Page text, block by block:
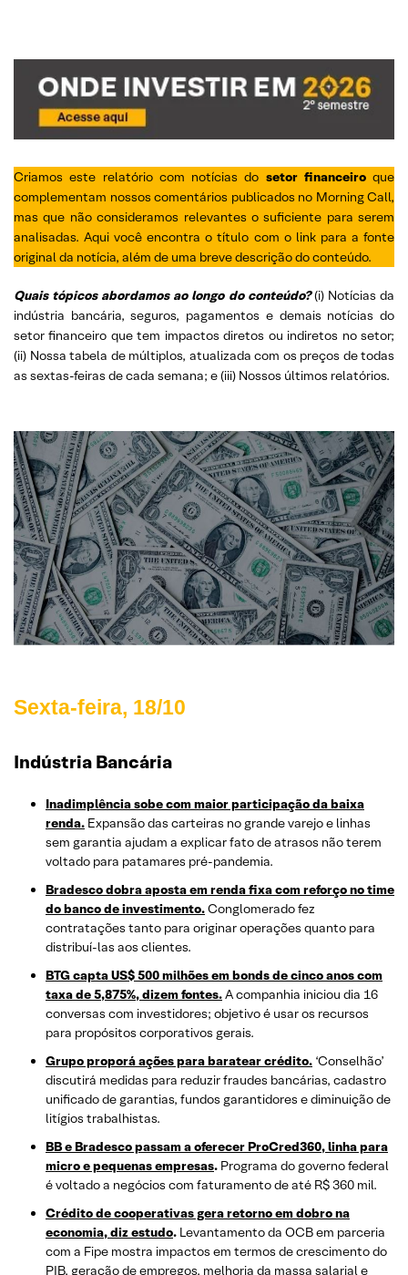
Criamos este relatório com notícias do setor financeiroque
complementam nossos comentários publicados no Morning Call,
mas que não consideramos relevantes o suficiente para serem
analisadas. Aqui você encontra o título com o link para a fonte
original da notícia, além de uma breve descrição do conteúdo.
Quais tópicos abordamos ao longo do conteúdo? (i) Notícias da
indústria bancária, seguros, pagamentos e demais notícias do
setor financeiro que tem impactos diretos ou indiretos no setor;
(ii) Nossa tabela de múltiplos, atualizada com os preços de todas
as sextas-feiras de cada semana; e (iii) Nossos últimos relatórios.
Sexta-feira, 18/10
Indústria Bancária
Inadimplência sobe com maior participação da baixa
renda. Expansão das carteiras no grande varejo e linhas
sem garantia ajudam a explicar fato de atrasos não terem
voltado para patamares pré-pandemia.
Bradesco dobra aposta em renda fixa com reforço no time
do banco de investimento.Conglomerado fez
contratações tanto para originar operações quanto para
distribuí-las aos clientes.
BTG capta US$ 500 milhões em bonds de cinco anos com
taxa de 5,875%, dizem fontes.A companhia iniciou dia 16
conversas com investidores; objetivo é usar os recursos
para propósitos corporativos gerais.
Grupo proporá ações para baratear crédito. ‘Conselhão’
discutirá medidas para reduzir fraudes bancárias, cadastro
unificado de garantias, fundos garantidores e diminuição de
litígios trabalhistas.
BB e Bradesco passam a oferecer ProCred360, linha para
micro e pequenas empresas. Programa do governo federal
é voltado a negócios com faturamento de até R$ 360 mil.
Crédito de cooperativas gera retorno em dobro na
economia, diz estudo. Levantamento da OCB em parceria
com a Fipe mostra impactos em termos de crescimento do
PIB, geração de empregos, melhoria da massa salarial e